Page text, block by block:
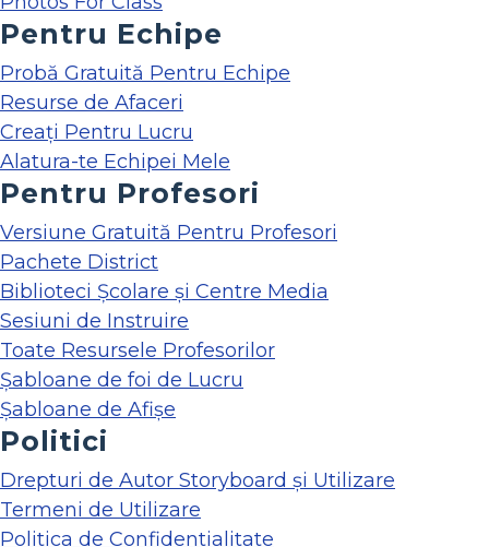
Pentru Echipe
Probă Gratuită Pentru Echipe
Resurse de Afaceri
Creați Pentru Lucru
Alatura-te Echipei Mele
Pentru Profesori
Versiune Gratuită Pentru Profesori
Pachete District
Biblioteci Școlare și Centre Media
Sesiuni de Instruire
Toate Resursele Profesorilor
Șabloane de foi de Lucru
Șabloane de Afișe
Politici
Drepturi de Autor Storyboard și Utilizare
Termeni de Utilizare
Politica de Confidentialitate